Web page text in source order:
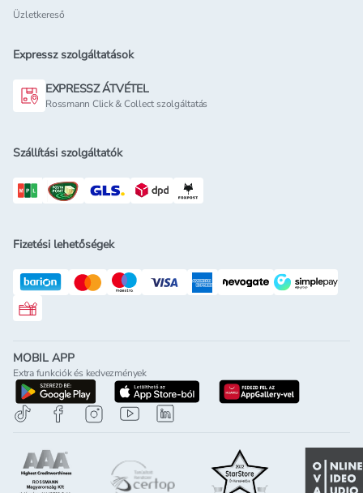
Üzletkereső
Expressz szolgáltatások
EXPRESSZ ÁTVÉTEL
Rossmann Click & Collect szolgáltatás
Szállítási szolgáltatók
Fizetési lehetőségek
Rossmann ajándékkártya
MOBIL APP
Extra funkciók és kedvezmények
letöltés a google-play-rölletöltés az app-store-ból
letöltés